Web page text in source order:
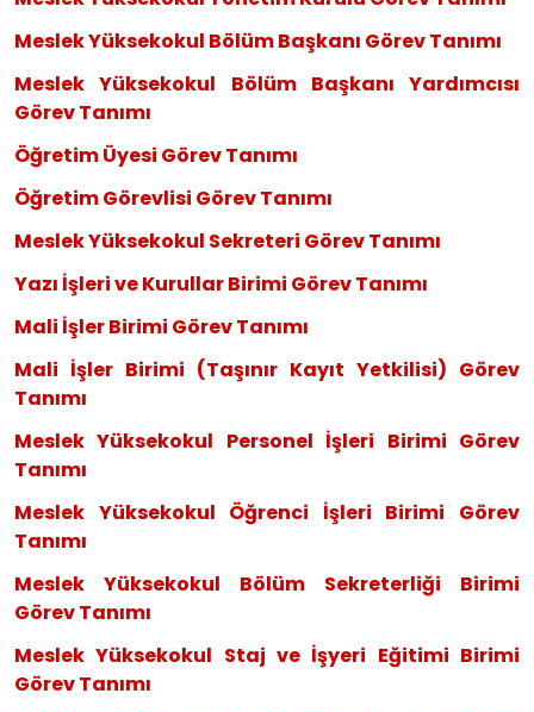
Meslek Yüksekokul Bölüm Başkanı Görev Tanımı
Meslek Yüksekokul Bölüm Başkanı Yardımcısı
Görev Tanımı
Öğretim Üyesi Görev Tanımı
Öğretim Görevlisi Görev Tanımı
Meslek Yüksekokul Sekreteri Görev Tanımı
Yazı İşleri ve Kurullar Birimi Görev Tanımı
Mali İşler Birimi Görev Tanımı
Mali İşler Birimi (Taşınır Kayıt Yetkilisi) Görev
Tanımı
Meslek Yüksekokul Personel İşleri Birimi Görev
Tanımı
Meslek Yüksekokul Öğrenci İşleri Birimi Görev
Tanımı
Meslek Yüksekokul Bölüm Sekreterliği Birimi
Görev Tanımı
Meslek Yüksekokul Staj ve İşyeri Eğitimi Birimi
Görev Tanımı